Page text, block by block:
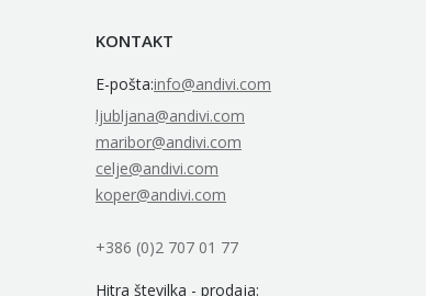
KONTAKT
E-pošta:info@andivi.com
ljubljana@andivi.com
maribor@andivi.com
celje@andivi.com
koper@andivi.com
+386 (0)2 707 01 77
Hitra številka - prodaja: